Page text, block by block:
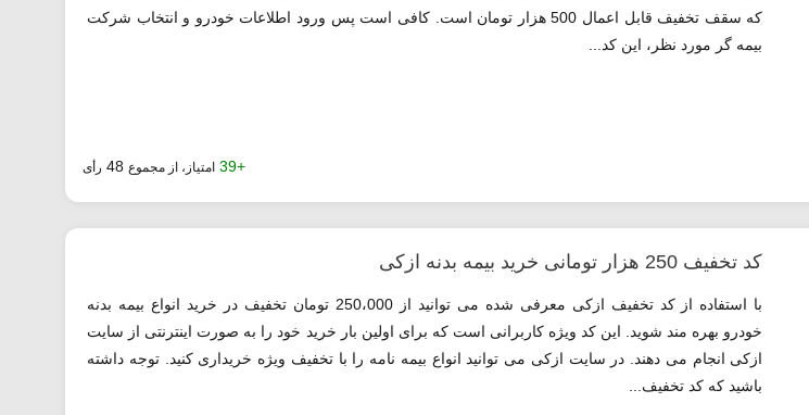
که سقف تخفیف قابل اعمال 500 هزار تومان است. کافی است پس ورود اطلاعات خودرو و انتخاب شرکت
بیمه گر مورد نظر، این کد...
+39 امتیاز، از مجموع 48 رأی
کد تخفیف 250 هزار تومانی خرید بیمه بدنه ازکی
با استفاده از کد تخفیف ازکی معرفی شده می توانید از 250،000 تومان تخفیف در خرید انواع بیمه بدنه
خودرو بهره مند شوید. این کد ویژه کاربرانی است که برای اولین بار خرید خود را به صورت اینترنتی از سایت
ازکی انجام می دهند. در سایت ازکی می توانید انواع بیمه نامه را با تخفیف ویژه خریداری کنید. توجه داشته
باشید که کد تخفیف...